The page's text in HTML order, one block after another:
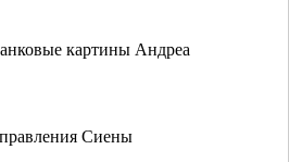
картины Андреа
Сиены